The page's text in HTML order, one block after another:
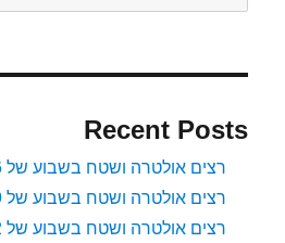
Recent Posts
רצים אולטרה ושטח בשבוע של 16 אוקטובר 2025
רצים אולטרה ושטח בשבוע של 9 אוקטובר 2025
רצים אולטרה ושטח בשבוע של 2 אוקטובר 2025